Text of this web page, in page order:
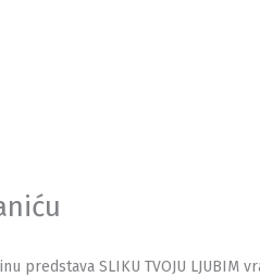
SLIKU TVOJU LJUBIM